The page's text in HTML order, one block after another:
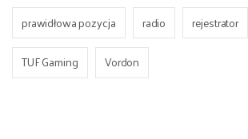
prawidłowa pozycja
radio rejestrator
TUF Gaming
Vordon